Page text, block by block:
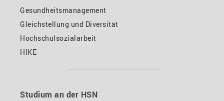
Gesundheitsmanagement
Gleichstellung und Diversität
Hochschulsozialarbeit
HIKE
Studium an der HSN